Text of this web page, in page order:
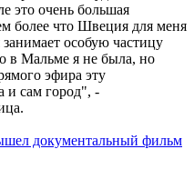
это очень большая
более что Швеция для меня
занимает особую частицу
в Мальме я не была, но
эфира эту
и сам город", -
документальный фильм